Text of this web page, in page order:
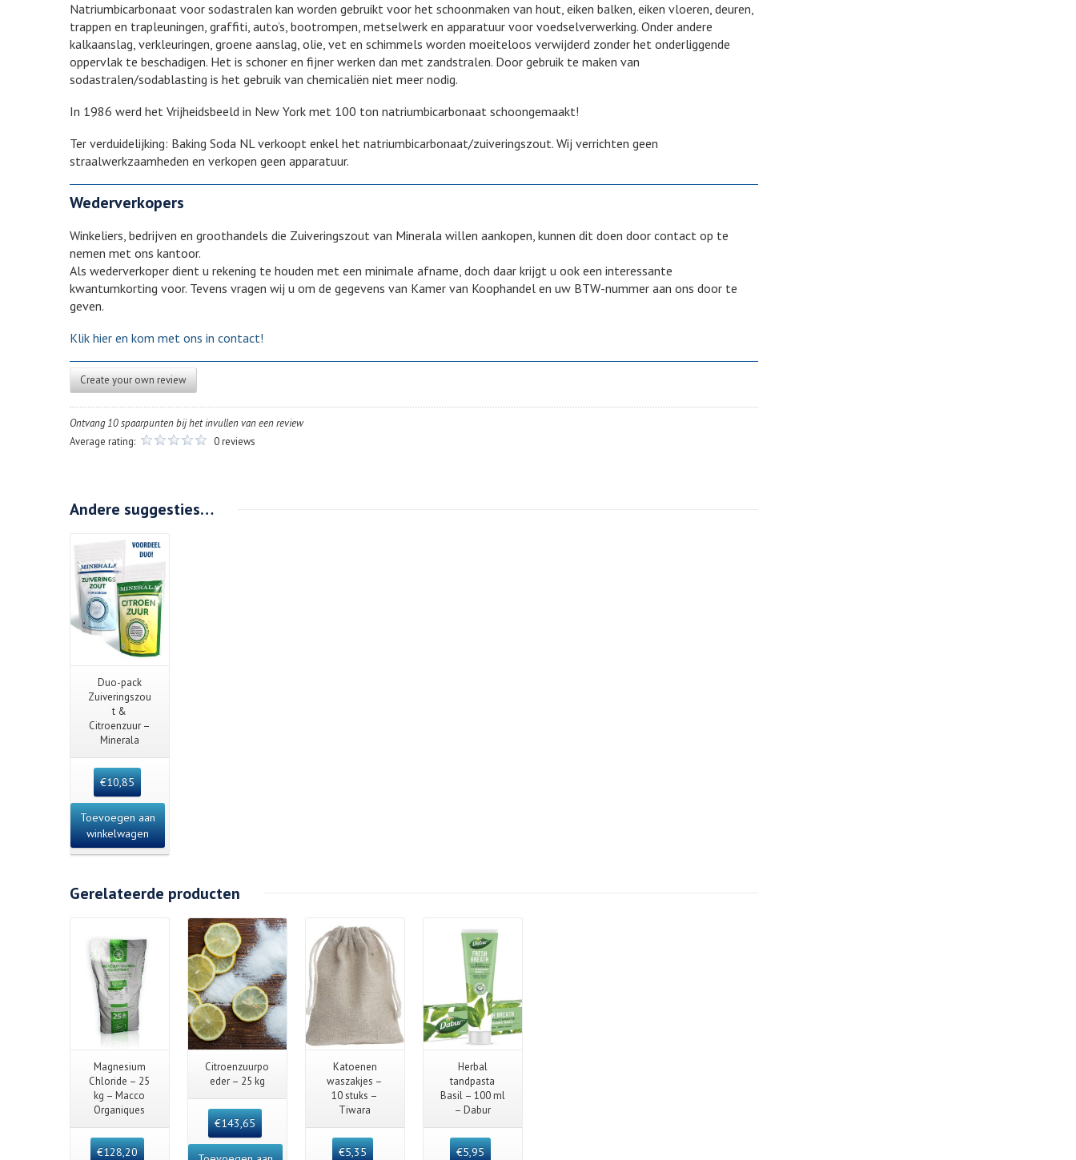
Natriumbicarbonaat voor sodastralen kan worden gebruikt voor het schoonmaken van hout, eiken balken, eiken vloeren, deuren,
trappen en trapleuningen, graffiti, auto’s, bootrompen, metselwerk en apparatuur voor voedselverwerking. Onder andere
kalkaanslag, verkleuringen, groene aanslag, olie, vet en schimmels worden moeiteloos verwijderd zonder het onderliggende
oppervlak te beschadigen. Het is schoner en fijner werken dan met zandstralen. Door gebruik te maken van
sodastralen/sodablasting is het gebruik van chemicaliën niet meer nodig.
In 1986 werd het Vrijheidsbeeld in New York met 100 ton natriumbicarbonaat schoongemaakt!
Ter verduidelijking: Baking Soda NL verkoopt enkel het natriumbicarbonaat/zuiveringszout. Wij verrichten geen
straalwerkzaamheden en verkopen geen apparatuur.
Wederverkopers
Winkeliers, bedrijven en groothandels die Zuiveringszout van Minerala willen aankopen, kunnen dit doen door contact op te
nemen met ons kantoor.
Als wederverkoper dient u rekening te houden met een minimale afname, doch daar krijgt u ook een interessante
kwantumkorting voor. Tevens vragen wij u om de gegevens van Kamer van Koophandel en uw BTW-nummer aan ons door te
geven.
Klik hier en kom met ons in contact!
Create your own review
Ontvang 10 spaarpunten bij het invullen van een review
Average rating:
0 reviews
Andere suggesties…
Details
Quick View
Duo-pack
Zuiveringszou
t &
Citroenzuur –
Minerala
€10,85
Toevoegen aan
winkelwagen
Gerelateerde producten
Details
Quick View
Magnesium
Chloride – 25
kg – Macco
Organiques
€128,20
Quick View
Citroenzuurpo
eder – 25 kg
€143,65
Quick View
Katoenen
waszakjes –
10 stuks –
Tiwara
€5,35
Quick View
Herbal
tandpasta
Basil – 100 ml
– Dabur
€5,95